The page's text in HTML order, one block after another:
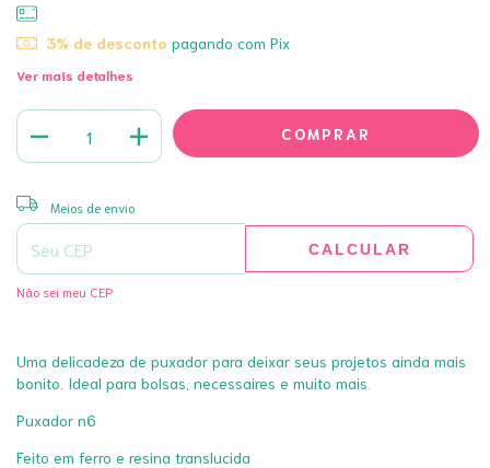
3% de desconto pagando com Pix
Ver mais detalhes
Entregas para o CEP:
Meios de envio
CALCULAR
Não sei meu CEP
Uma delicadeza de puxador para deixar seus projetos ainda mais
bonito. Ideal para bolsas, necessaires e muito mais.
Puxador n6
Feito em ferro e resina translucida